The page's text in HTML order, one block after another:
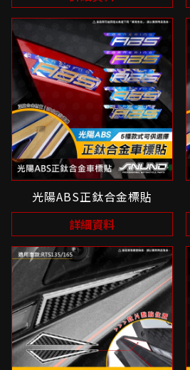
光陽ABS正鈦合金標貼
詳細資料